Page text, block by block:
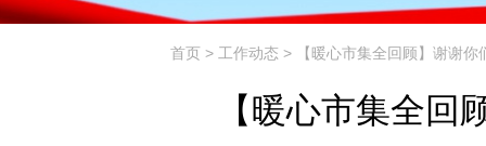
首页 > 工作动态 > 【暖心市集全回顾】谢谢你
【暖心市集全回